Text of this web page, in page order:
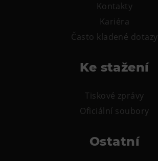
Kontakty
Kariéra
Často kladené dotazy
Ke stažení
Tiskové zprávy
Oficiální soubory
Ostatní